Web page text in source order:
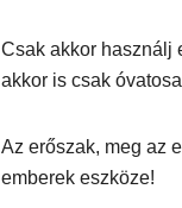
Csak akkor használj
akkor is csak
Az erőszak, meg az
emberek eszköze!